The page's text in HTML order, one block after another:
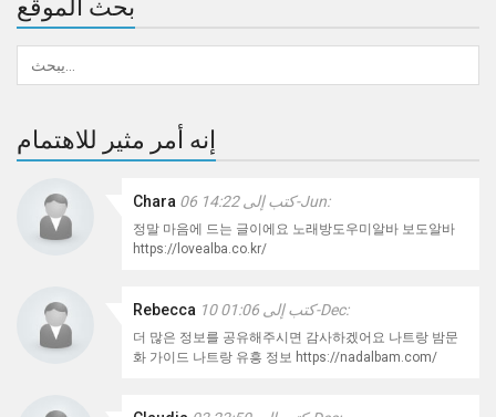
بحث الموقع
إنه أمر مثير للاهتمام
Chara كتب إلى 14:22 06-Jun:
정말 마음에 드는 글이에요 노래방도우미알바 보도알바
https://lovealba.co.kr/
Rebecca كتب إلى 01:06 10-Dec:
더 많은 정보를 공유해주시면 감사하겠어요 나트랑 밤문
화 가이드 나트랑 유흥 정보 https://nadalbam.com/